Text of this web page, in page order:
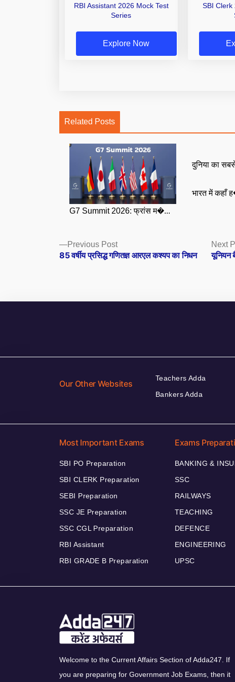
RBI Assistant 2026 Mock Test
Series
Explore Now
SBI Clerk
Related Posts
G7 Summit 2026: फ्रांस म�...
दुनिया का
भारत में कहाँ
Posts
navigation
Previous PostPrevious
post:
85 वर्षीय प्रसिद्ध गणितज्ञ आरएल कश्यप का निधन
Next
यूनियन
Our Other Websites
Teachers Adda
Bankers Adda
Most Important Exams
SBI PO Preparation
SBI CLERK Preparation
SEBI Preparation
SSC JE Preparation
SSC CGL Preparation
RBI Assistant
RBI GRADE B Preparation
Exams
BANKING &
SSC
RAILWAYS
TEACHING
DEFENCE
ENGINEERING
UPSC
Welcome to the Current Affairs Section of Adda247. If
you are preparing for Government Job Exams, then it